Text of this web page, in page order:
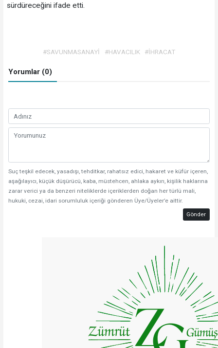
sürdüreceğini ifade etti.
#SAVUNMASANAYİ #HAVACILIK #İHRACAT
Yorumlar (0)
Suç teşkil edecek, yasadışı, tehditkar, rahatsız edici, hakaret ve küfür içeren,
aşağılayıcı, küçük düşürücü, kaba, müstehcen, ahlaka aykırı, kişilik haklarına
zarar verici ya da benzeri niteliklerde içeriklerden doğan her türlü mali,
hukuki, cezai, idari sorumluluk içeriği gönderen Üye/Üyeler’e aittir.
Gönder